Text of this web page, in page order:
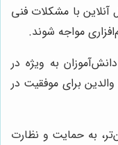
با مشکلات فنی
مواجه شوند.
دانش‌آموزان به ویژه در
برای موفقیت در
به حمایت و نظارت